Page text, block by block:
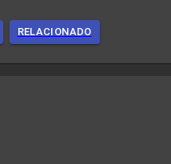
RELACIONADO